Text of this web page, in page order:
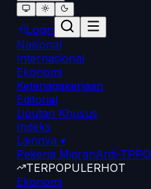
Login
Nasional
Internasional
Ekonomi
Ketenagakerjaan
Editorial
Liputan Khusus
Indeks
Lainnya ▾
Pekerja MigranAnti-TPPO
TERPOPULERHOT
Ekonomi